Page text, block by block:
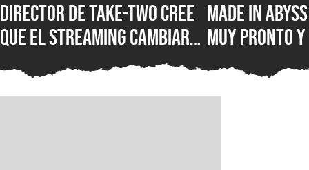
Director de Take-Two cree
que el streaming cambiará
para siempre los
videojuegos: “Dispositivos
Made in
muy pronto
ventana de
nueva